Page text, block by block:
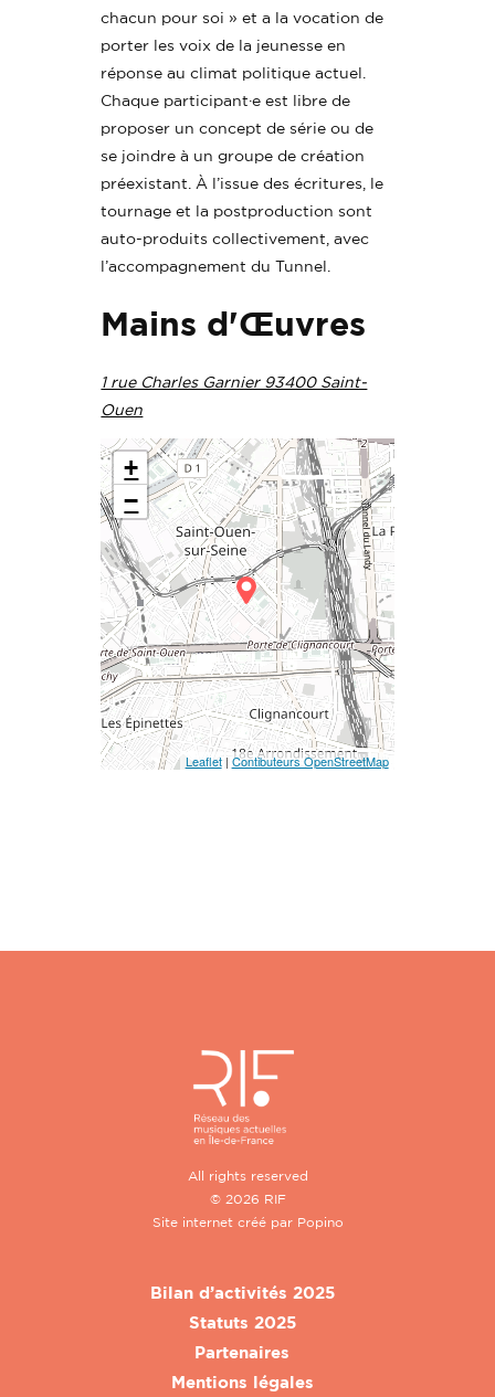
chacun pour soi » et a la vocation de
porter les voix de la jeunesse en
réponse au climat politique actuel.
Chaque participant·e est libre de
proposer un concept de série ou de
se joindre à un groupe de création
préexistant. À l’issue des écritures, le
tournage et la postproduction sont
auto-produits collectivement, avec
l’accompagnement du Tunnel.
Mains d'Œuvres
1 rue Charles Garnier 93400 Saint-
Ouen
+
−
Leaflet| Contibuteurs OpenStreetMap
All rights reserved
© 2026 RIF
Site internet créé par Popino
Bilan d’activités 2025
Statuts 2025
Partenaires
Mentions légales